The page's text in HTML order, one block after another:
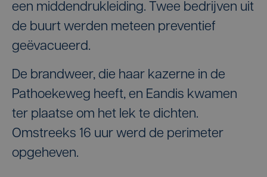
een middendrukleiding. Twee bedrijven uit
de buurt werden meteen preventief
geëvacueerd.
De brandweer, die haar kazerne in de
Pathoekeweg heeft, en Eandis kwamen
ter plaatse om het lek te dichten.
Omstreeks 16 uur werd de perimeter
opgeheven.